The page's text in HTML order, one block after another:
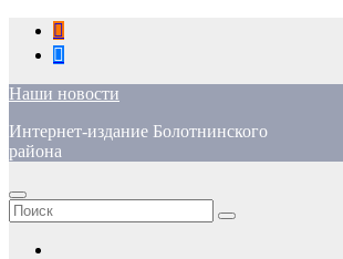
Перейти
содержимому
Наши новости
Интернет-издание Болотнинского
района